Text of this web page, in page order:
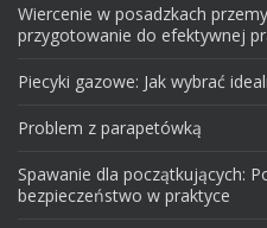
Wiercenie w posadzkach
przygotowanie do efektywnej
Piecyki gazowe: Jak wybrać
Problem z parapetówką
Spawanie dla początkujących:
bezpieczeństwo w praktyce